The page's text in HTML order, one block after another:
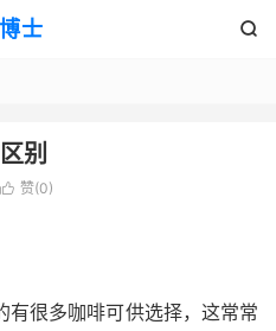
士 
别
 赞(0)
有很多咖啡可供选择，这常常